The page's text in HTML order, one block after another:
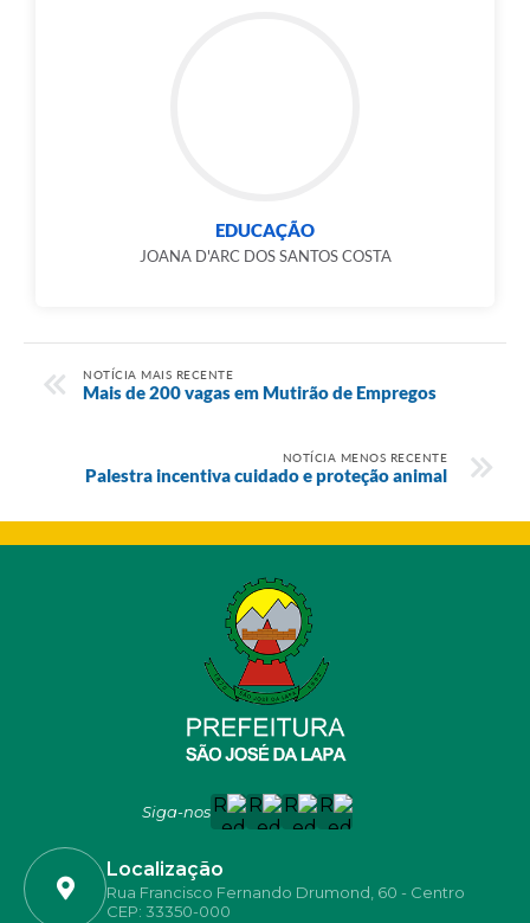
EDUCAÇÃO
JOANA D'ARC DOS SANTOS COSTA
NOTÍCIA MAIS RECENTE
Mais de 200 vagas em Mutirão de Empregos
NOTÍCIA MENOS RECENTE
Palestra incentiva cuidado e proteção animal
Siga-nos
Localização
Rua Francisco Fernando Drumond, 60 - Centro
CEP: 33350-000